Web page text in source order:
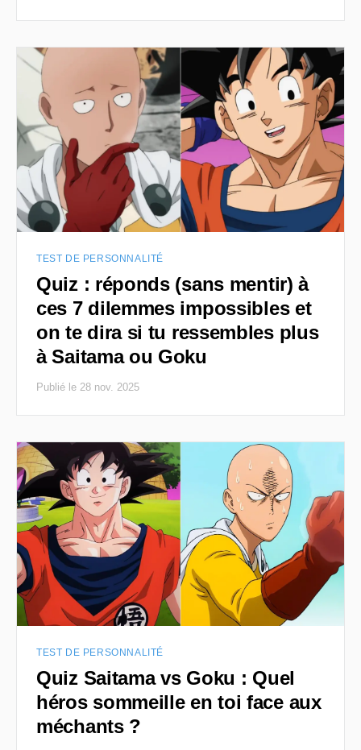
TEST DE PERSONNALITÉ
Quiz : réponds (sans mentir) à
ces 7 dilemmes impossibles et
on te dira si tu ressembles plus
à Saitama ou Goku
Publié le 28 nov. 2025
TEST DE PERSONNALITÉ
Quiz Saitama vs Goku : Quel
héros sommeille en toi face aux
méchants ?